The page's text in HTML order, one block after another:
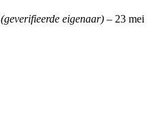
(geverifieerde eigenaar) – 23 mei